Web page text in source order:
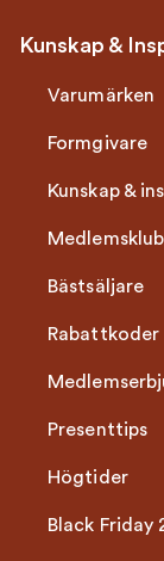
Kunskap &
Varumärken
Formgivare
Kunskap &
Bästsäljare
Rabattkoder
Presenttips
Högtider
Black Friday